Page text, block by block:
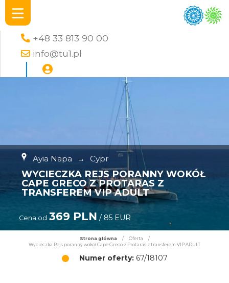
+48 33 813 90 00
info@tu1.pl
Ayia Napa → Cypr
WYCIECZKA REJS PORANNY WOKÓŁ
CAPE GRECO Z PROTARAS Z
TRANSFEREM VIP ADULT
Cena od 369 PLN / 85 EUR
Strona główna / Oferta
/
Wycieczka Rejs poranny wokół Cape Greco z Protaras z transferem VIP ADULT
Numer oferty:67/18107